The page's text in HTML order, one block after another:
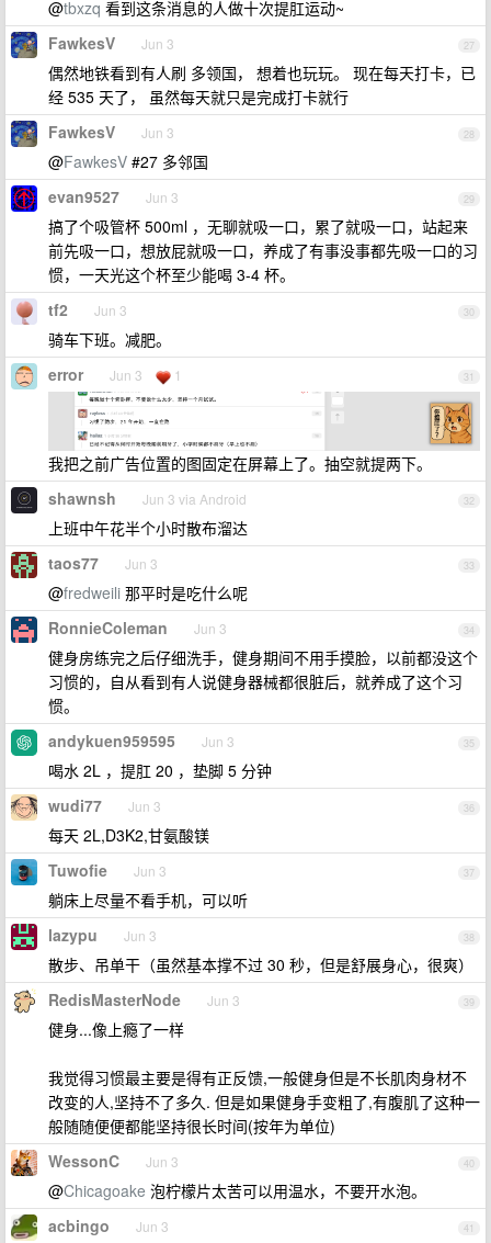
@tbxzq 看到这条消息的人做十次提肛运动~
27
FawkesV Jun 3
偶然地铁看到有人刷 多领国， 想着也玩玩。 现在每天打卡，已
经 535 天了， 虽然每天就只是完成打卡就行
28
FawkesV Jun 3
@FawkesV #27 多邻国
29
evan9527 Jun 3
搞了个吸管杯 500ml ，无聊就吸一口，累了就吸一口，站起来
前先吸一口，想放屁就吸一口，养成了有事没事都先吸一口的习
惯，一天光这个杯至少能喝 3-4 杯。
30
tf2 Jun 3
骑车下班。减肥。
31
error Jun 3 1
我把之前广告位置的图固定在屏幕上了。抽空就提两下。
32
shawnsh Jun 3 via Android
上班中午花半个小时散布溜达
33
taos77 Jun 3
@fredweili 那平时是吃什么呢
34
RonnieColeman Jun 3
健身房练完之后仔细洗手，健身期间不用手摸脸，以前都没这个
习惯的，自从看到有人说健身器械都很脏后，就养成了这个习
惯。
35
andykuen959595 Jun 3
喝水 2L ，提肛 20 ，垫脚 5 分钟
36
wudi77 Jun 3
每天 2L,D3K2,甘氨酸镁
37
Tuwofie Jun 3
躺床上尽量不看手机，可以听
38
lazypu Jun 3
散步、吊单干（虽然基本撑不过 30 秒，但是舒展身心，很爽）
39
RedisMasterNode Jun 3
健身...像上瘾了一样
我觉得习惯最主要是得有正反馈,一般健身但是不长肌肉身材不
改变的人,坚持不了多久. 但是如果健身手变粗了,有腹肌了这种一
般随随便便都能坚持很长时间(按年为单位)
40
WessonC Jun 3
@Chicagoake 泡柠檬片太苦可以用温水，不要开水泡。
41
acbingo Jun 3